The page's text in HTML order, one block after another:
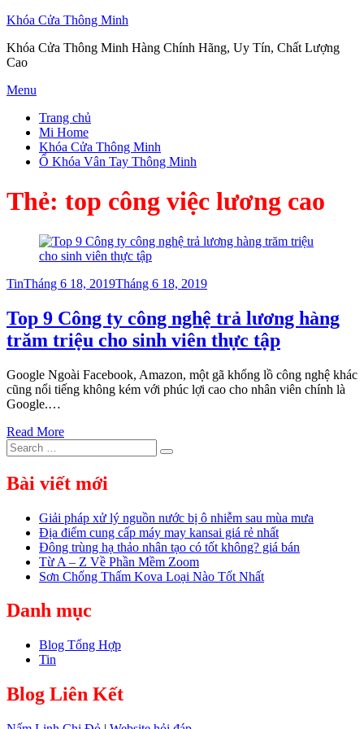
Khóa Cửa Thông Minh
Khóa Cửa Thông Minh Hàng Chính Hãng, Uy Tín, Chất Lượng
Cao
Skip
content
Menu
Trang chủ
Mi Home
Khóa Cửa Thông Minh
Ổ Khóa Vân Tay Thông Minh
Thẻ: top công việc lương cao
TinPosted
Tháng 6 18, 2019Tháng 6 18, 2019
Top 9 Công ty công nghệ trả lương hàng
trăm triệu cho sinh viên thực tập
Google Ngoài Facebook, Amazon, một gã khổng lồ công nghệ khác
cũng nổi tiếng không kém với phúc lợi cao cho nhân viên chính là
Google.…
Read More
Search
for:
Search
Bài viết mới
Giải pháp xử lý nguồn nước bị ô nhiễm sau mùa mưa
Địa điểm cung cấp máy may kansai giá rẻ nhất
Đông trùng hạ thảo nhân tạo có tốt không? giá bán
Từ A – Z Về Phần Mềm Zoom
Sơn Chống Thấm Kova Loại Nào Tốt Nhất
Danh mục
Blog Tổng Hợp
Tin
Blog Liên Kết